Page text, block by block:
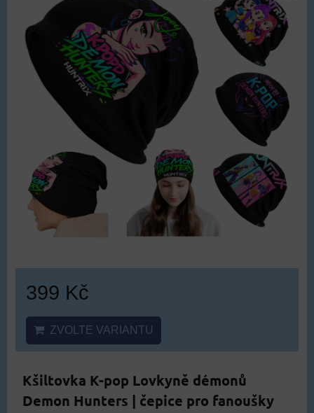
399 Kč
ZVOLTE VARIANTU
Kšiltovka K-pop Lovkyně démonů
Demon Hunters | čepice pro fanoušky